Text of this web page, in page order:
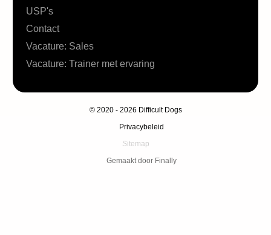
USP's
Contact
Vacature: Sales
Vacature: Trainer met ervaring
© 2020 - 2026 Difficult Dogs
Privacybeleid
Sitemap
Gemaakt door Finally